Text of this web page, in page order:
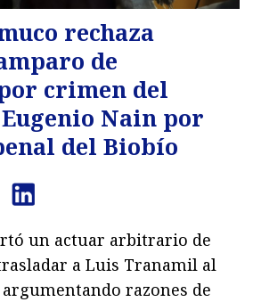
rechaza
de
crimen del
Nain por
del Biobío
un actuar arbitrario de
a Luis Tranamil al
razones de